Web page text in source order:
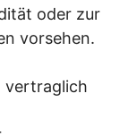
oder zur
vorsehen.
vertraglich